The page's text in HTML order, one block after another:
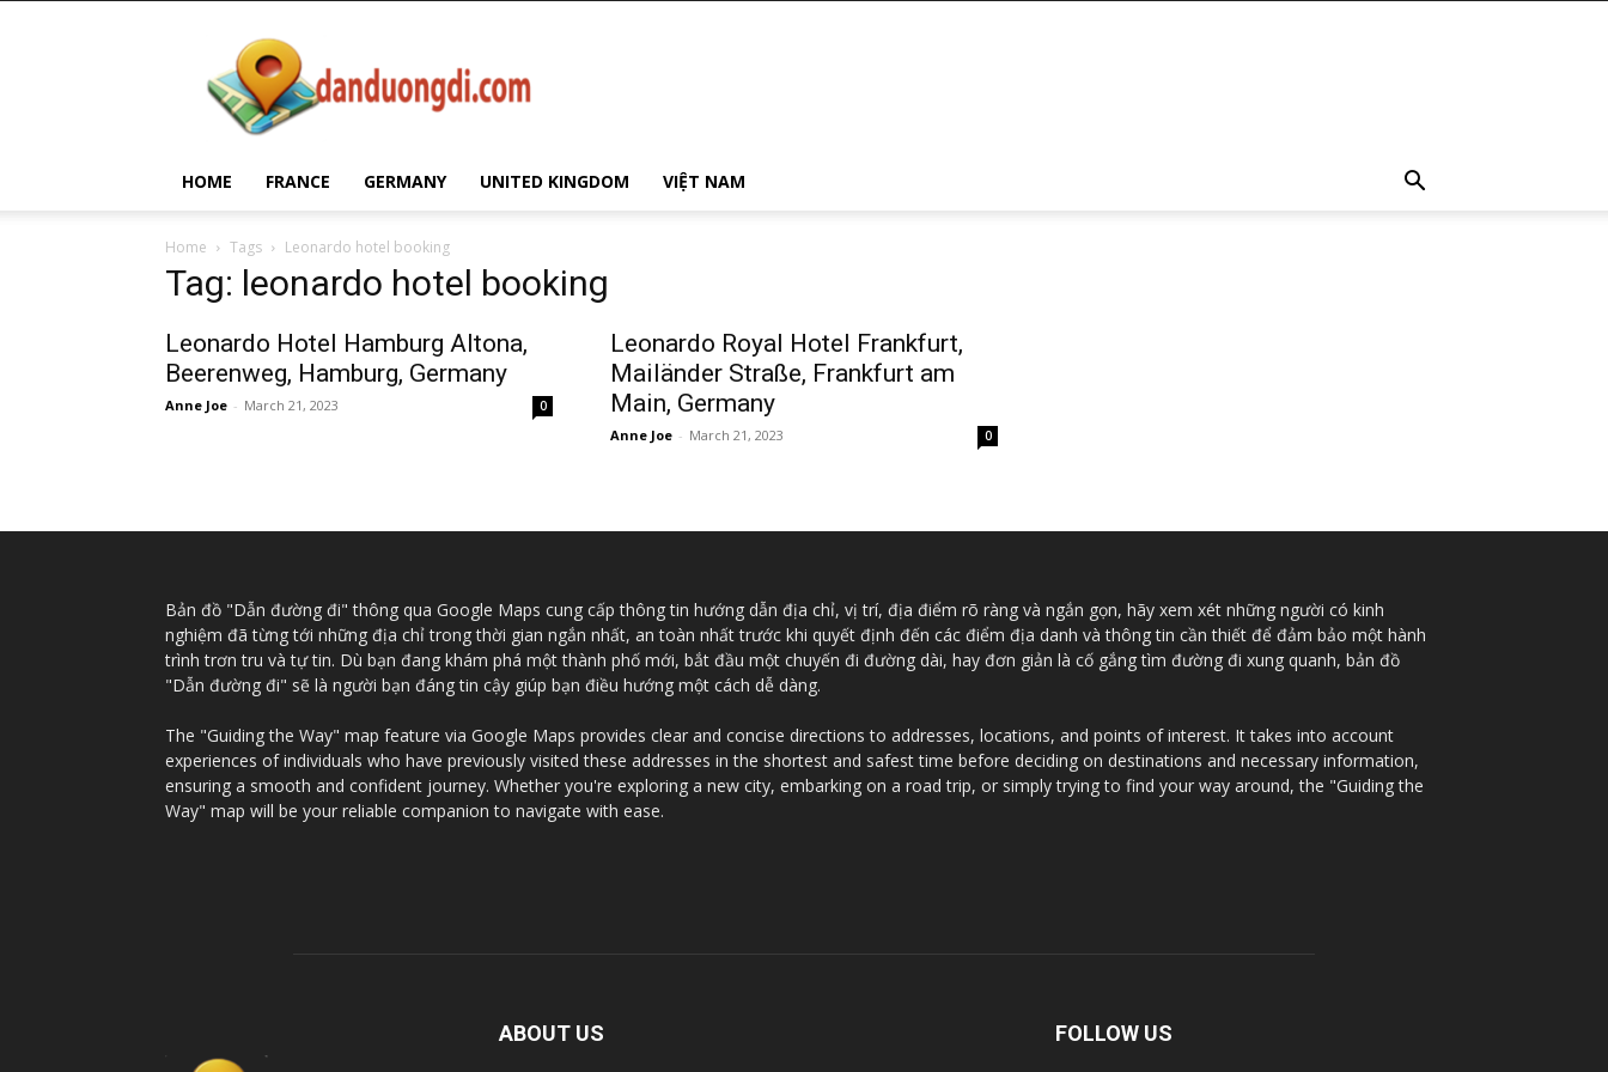
Duong
Di
HOME FRANCE GERMANY UNITED KINGDOM VIỆT NAM
Home Tags Leonardo hotel booking
Tag: leonardo hotel booking
Leonardo Hotel Hamburg Altona,
Beerenweg, Hamburg, Germany
Anne Joe - March 21, 2023 0
Leonardo Royal Hotel Frankfurt,
Mailänder Straße, Frankfurt am
Main, Germany
Anne Joe - March 21, 2023 0
Bản đồ "Dẫn đường đi" thông qua Google Maps cung cấp thông tin hướng dẫn địa chỉ, vị trí, địa điểm rõ ràng và ngắn gọn, hãy xem xét những người có kinh
nghiệm đã từng tới những địa chỉ trong thời gian ngắn nhất, an toàn nhất trước khi quyết định đến các điểm địa danh và thông tin cần thiết để đảm bảo một hành
trình trơn tru và tự tin. Dù bạn đang khám phá một thành phố mới, bắt đầu một chuyến đi đường dài, hay đơn giản là cố gắng tìm đường đi xung quanh, bản đồ
"Dẫn đường đi" sẽ là người bạn đáng tin cậy giúp bạn điều hướng một cách dễ dàng.
The "Guiding the Way" map feature via Google Maps provides clear and concise directions to addresses, locations, and points of interest. It takes into account
experiences of individuals who have previously visited these addresses in the shortest and safest time before deciding on destinations and necessary information,
ensuring a smooth and confident journey. Whether you're exploring a new city, embarking on a road trip, or simply trying to find your way around, the "Guiding the
Way" map will be your reliable companion to navigate with ease.
ABOUT US FOLLOW US